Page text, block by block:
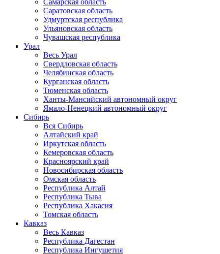
Самарская область
Саратовская область
Удмуртская республика
Ульяновская область
Чувашская республика
Урал
Весь Урал
Свердловская область
Челябинская область
Курганская область
Тюменская область
Ханты-Мансийский автономный округ
Ямало-Ненецкий автономный округ
Сибирь
Вся Сибирь
Алтайский край
Иркутская область
Кемеровская область
Красноярский край
Новосибирская область
Омская область
Республика Алтай
Республика Тыва
Республика Хакасия
Томская область
Кавказ
Весь Кавказ
Республика Дагестан
Республика Ингушетия